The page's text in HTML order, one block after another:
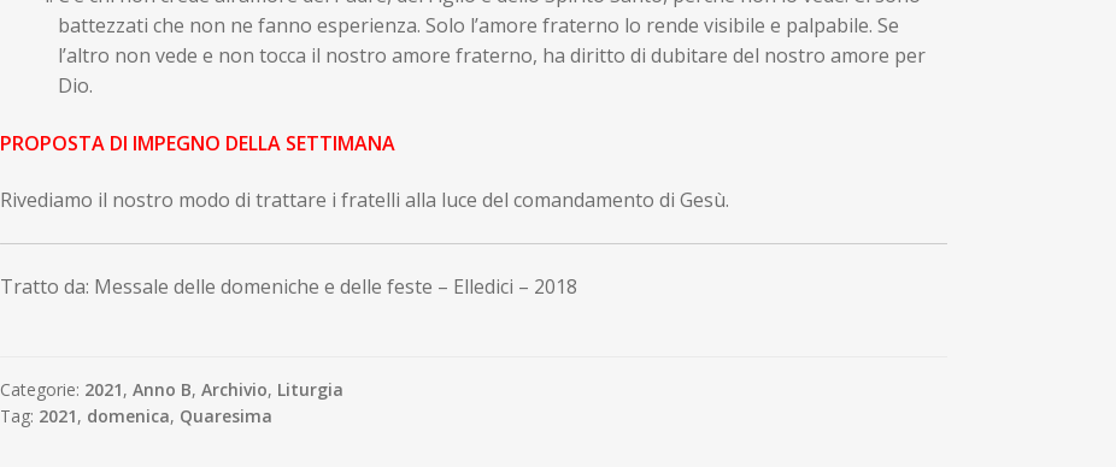
battezzati che non ne fanno esperienza. Solo l’amore fraterno lo rende visibile e palpabile. Se
l’altro non vede e non tocca il nostro amore fraterno, ha diritto di dubitare del nostro amore per
Dio.
PROPOSTA DI IMPEGNO DELLA SETTIMANA
Rivediamo il nostro modo di trattare i fratelli alla luce del comandamento di Gesù.
Tratto da: Messale delle domeniche e delle feste – Elledici – 2018
Categorie: 2021, Anno B, Archivio, Liturgia
Tag: 2021, domenica, Quaresima